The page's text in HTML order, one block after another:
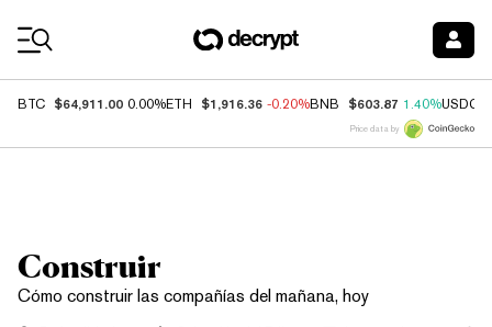
BTC $64,911.00 0.00%ETH $1,916.36 -0.20%BNB $603.87 1.40%USDC
Price data by
Construir
Cómo construir las compañías del mañana, hoy